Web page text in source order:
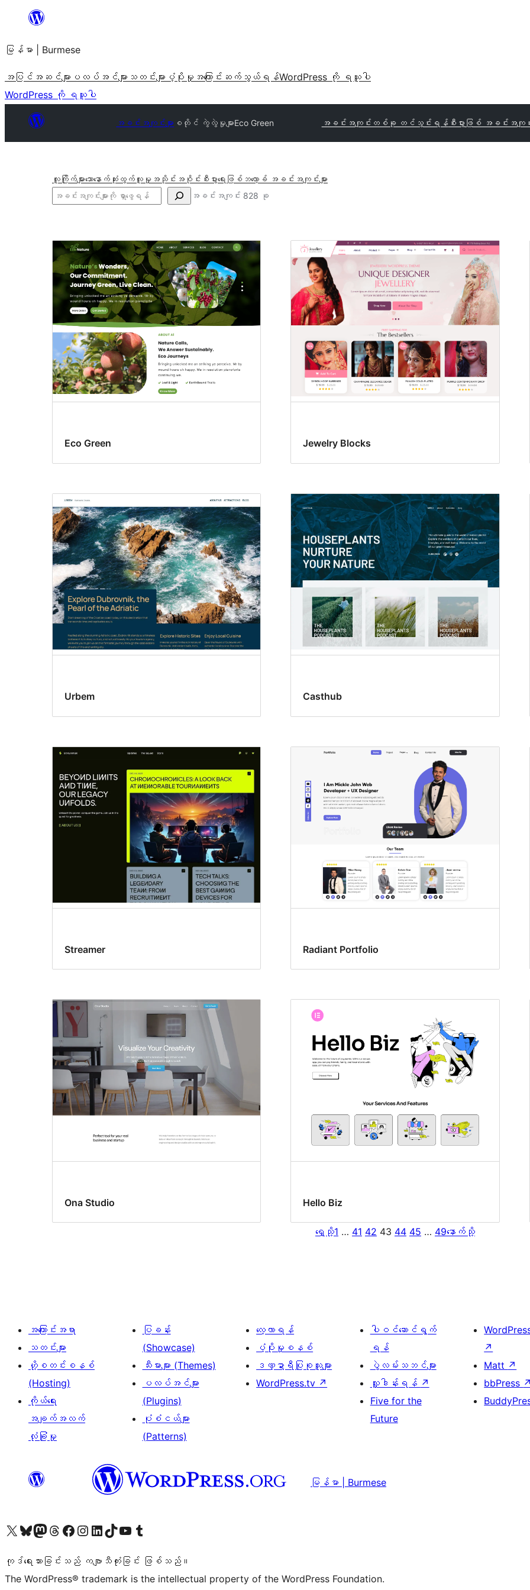
အကြောင်းအရာ
ကျော်သွား
ရန်
မြန်မာ | Burmese
အပြင်အဆင်များ ပလပ်အင်များ သတင်းများ ပံ့ပိုးမှု အကြောင်း ဆက်သွယ်ရန်WordPress ကို ရယူပါ
WordPress ကို ရယူပါ
အခင်းအကျင်းများ စတိုင် ကွဲလွဲမှုများEco Green အခင်းအကျင်းတစ်ခု တင်သွင်းရန်စီးပွားဖြစ် အခင်းအကျ
လူကြိုက်များသောနောက်ဆုံးထွက် လူမှုအသိုင်းအဝိုင်း စီးပွားရေးဖြစ် ဘလော့ခ် အခင်းအကျင်းများ
ရှာ
အခင်းအကျင်း 828 ခု
စ
တိုင်
ကွဲလွဲ
မှု
Eco Green Jewelry Blocks
Urbem Casthub
Streamer Radiant Portfolio
Ona Studio Hello Biz
ရှေ့သို့1 … 41 42 43 44 45 … 49နောက်သို့
အကြောင်းအရာ
သတင်းများ
ဟို့စတင်းစနစ်
(Hosting)
ကိုယ်ရေး
အချက်အလက်
လုံခြုံမှု
ပြခန်း
(Showcase)
သီးမားများ (Themes)
ပလပ်အင်များ
(Plugins)
ပုံစံငယ်များ
(Patterns)
လေ့လာရန်
ပံ့ပိုးမှုစနစ်
ဒဏ္ဍာရီပြုစုသူများ
WordPress.tv ↗
ပါဝင်ဆောင်ရွက်
ရန်
ပွဲလမ်းသဘင်များ
လှူဒါန်းရန် ↗
Five for the
Future
↗
Matt ↗
bbPress
မြန်မာ | Burmese
ကျွန်ုပ်တို့၏ X (ယခင် Twitter) အကောင့်သို့ သွားရောက်ကြည့်ရှုပါကျွန်ုပ်တို့၏ Bluesky အကောင့်သို့ ဝင်ရောက်ကြည့်ရှုရန်
ကျွန်ုပ်တို့၏ Mastodon အကောင့်သို့ သွားရောက်ကြည့်ရှုပါကျွန်ုပ်တို့၏ Threads အကောင့်သို့ ဝင်ရောက်ကြည့်ရှုရန်
ကျွန်ုပ်တို့၏ Facebook စာမျက်နှာသို့ သွားရောက်ကြည့်ရှုပါကျွန်ုပ်တို့၏ Instagram အကောင့်သို့ သွားရောက်ကြည့်ရှုပါ ကျွန်ုပ်တို့၏ LinkedIn အကောင့်သို့ သွားရောက်ကြည့်ရှုပါကျွန်ုပ်တို့၏ TikTok အကောင့်သို့ ဝင်ရောက်ကြည့်ရှုရန်
ကျွန်ုပ်တို့၏ YouTube ချန်နယ်သို့ သွားရောက်ကြည့်ရှုပါ ကျွန်ုပ်တို့၏ Tumblr အကောင့်သို့ ဝင်ရောက်ကြည့်ရှုရန်
ကုဒ်ရေးသားခြင်းသည် ကဗျာသီကုံးခြင်း ဖြစ်သည်။
The WordPress® trademark is the intellectual property of the WordPress Foundation.